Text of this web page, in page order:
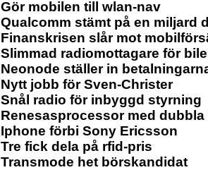
Gör mobilen till wlan-nav
Qualcomm stämt på en miljard
Finanskrisen slår mot
Slimmad radiomottagare för
Neonode ställer in
Nytt jobb för Sven-Christer
Snål radio för inbyggd styrning
Renesasprocessor med dubbla
Iphone förbi Sony Ericsson
Tre fick dela på rfid-pris
Transmode het börskandidat